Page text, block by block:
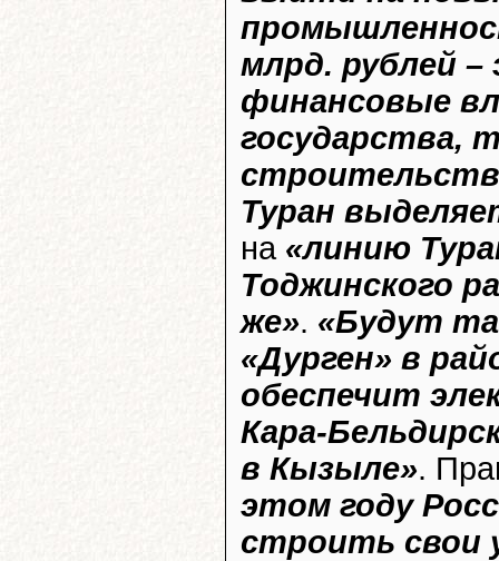
млрд. рублей –
финансовые
государства,
Туран
на «линию
Тоджинского
же». «Будут
«Дурген» в
обеспечит
Кара-
в Кызыле».
этом году
строить свои